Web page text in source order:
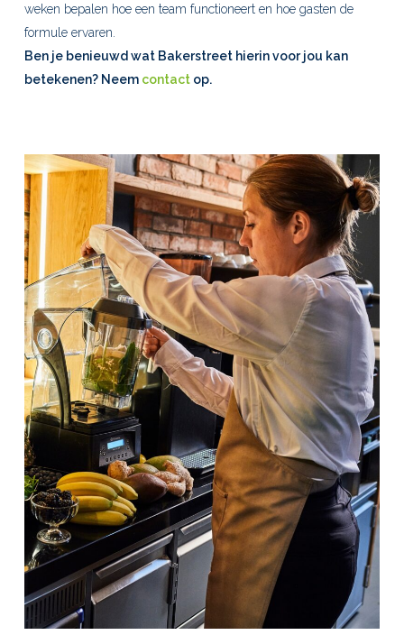
weken bepalen hoe een team functioneert en hoe gasten de
formule ervaren.
Ben je benieuwd wat Bakerstreet hierin voor jou kan
betekenen? Neem contactop.